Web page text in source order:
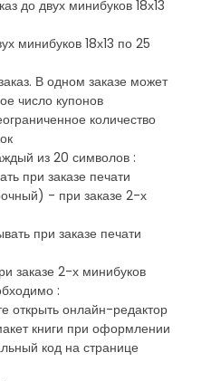
до двух минибуков 18х13
минибуков 18х13 по 25
В одном заказе может
число купонов
количество
из 20 символов :
при заказе печати
- при заказе 2-х
при заказе печати
заказе 2-х минибуков
:
открыть онлайн-редактор
книги при оформлении
код на странице